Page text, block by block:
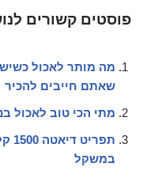
פוסטים קשורים
מה מותר לאכול
שאתם חייבים להכיר
מתי הכי טוב לאכול
במשקל